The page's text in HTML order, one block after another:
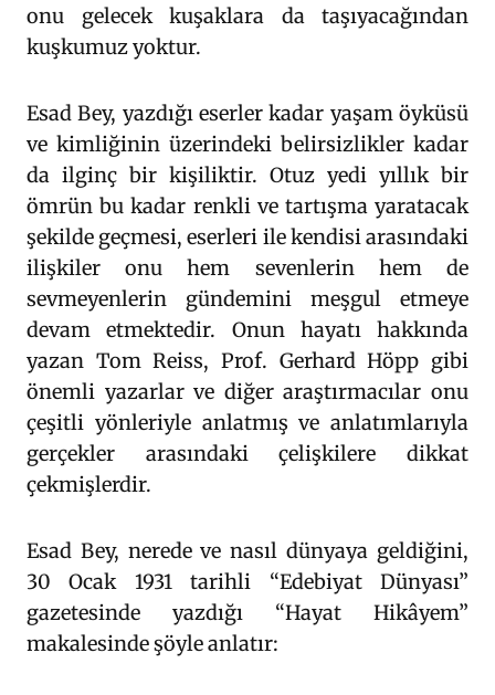
onu gelecek kuşaklara da taşıyacağından
kuşkumuz yoktur.
Esad Bey, yazdığı eserler kadar yaşam öyküsü
ve kimliğinin üzerindeki belirsizlikler kadar
da ilginç bir kişiliktir. Otuz yedi yıllık bir
ömrün bu kadar renkli ve tartışma yaratacak
şekilde geçmesi, eserleri ile kendisi arasındaki
ilişkiler onu hem sevenlerin hem de
sevmeyenlerin gündemini meşgul etmeye
devam etmektedir. Onun hayatı hakkında
yazan Tom Reiss, Prof. Gerhard Höpp gibi
önemli yazarlar ve diğer araştırmacılar onu
çeşitli yönleriyle anlatmış ve anlatımlarıyla
gerçekler arasındaki çelişkilere dikkat
çekmişlerdir.
Esad Bey, nerede ve nasıl dünyaya geldiğini,
30 Ocak 1931 tarihli “Edebiyat Dünyası”
gazetesinde yazdığı “Hayat Hikâyem”
makalesinde şöyle anlatır: